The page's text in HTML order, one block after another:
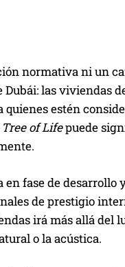
normativa ni un
las viviendas
estén
of Lifepuede
fase de desarrollo
de prestigio
irá más allá del
o la acústica.